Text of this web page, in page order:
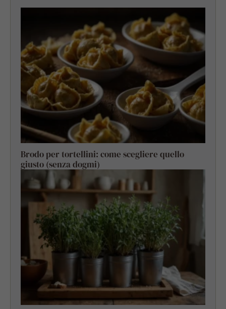
Brodo per tortellini: come scegliere quello
giusto (senza dogmi)